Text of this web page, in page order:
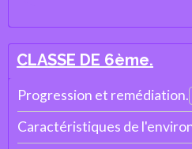
CLASSE DE 6ème.
Progression et remédiation.
Caractéristiques de